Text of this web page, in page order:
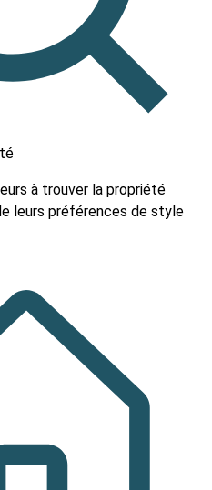
à trouver la propriété
leurs préférences de style